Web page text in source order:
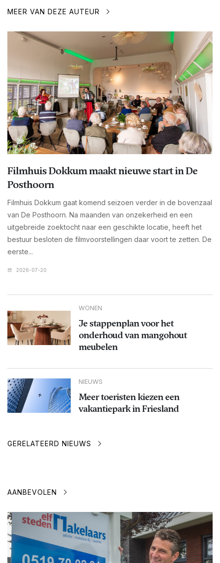
MEER VAN DEZE AUTEUR
Filmhuis Dokkum maakt nieuwe start in De
Posthoorn
Filmhuis Dokkum gaat komend seizoen verder in de bovenzaal
van De Posthoorn. Na maanden van onzekerheid en een
uitgebreide zoektocht naar een geschikte locatie, heeft het
bestuur besloten de filmvoorstellingen daar voort te zetten. De
eerste...
2026-07-20
WONEN
Je stappenplan voor het
onderhoud van mangohout
meubelen
NIEUWS
Meer toeristen kiezen een
vakantiepark in Friesland
GERELATEERD NIEUWS
AANBEVOLEN